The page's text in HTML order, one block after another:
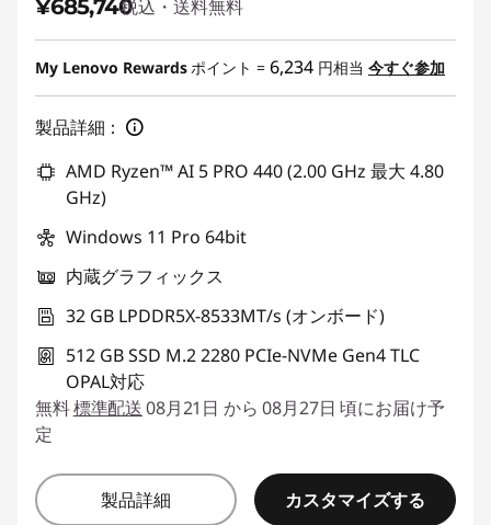
¥685,740税込・送料無料
My Lenovo Rewardsポイント = 6,234 円相当 今すぐ参加
製品詳細：
AMD Ryzen™ AI 5 PRO 440 (2.00 GHz 最大 4.80
GHz)
Windows 11 Pro 64bit
内蔵グラフィックス
32 GB LPDDR5X-8533MT/s (オンボード)
512 GB SSD M.2 2280 PCIe-NVMe Gen4 TLC
OPAL対応
無料標準配送08月21日 から 08月27日 頃にお届け予
定
製品詳細 カスタマイズする